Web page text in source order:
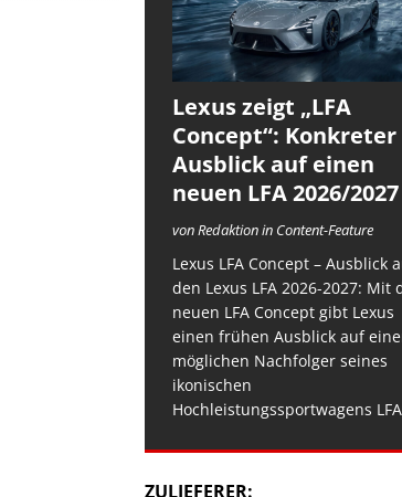
Lexus zeigt „LFA
Concept“: Konkreter
Ausblick auf einen
neuen LFA 2026/2027
von Redaktion in Content-Feature
Lexus LFA Concept – Ausblick
den Lexus LFA 2026-2027: Mit
neuen LFA Concept gibt Lexus
einen frühen Ausblick auf
möglichen Nachfolger seines
ikonischen
Hochleistungssportwagens
ZULIEFERER: